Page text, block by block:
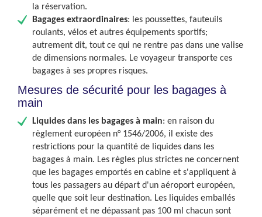
la réservation.
Bagages extraordinaires: les poussettes, fauteuils
roulants, vélos et autres équipements sportifs;
autrement dit, tout ce qui ne rentre pas dans une valise
de dimensions normales. Le voyageur transporte ces
bagages à ses propres risques.
Mesures de sécurité pour les bagages à
main
Liquides dans les bagages à main: en raison du
règlement européen n° 1546/2006, il existe des
restrictions pour la quantité de liquides dans les
bagages à main. Les règles plus strictes ne concernent
que les bagages emportés en cabine et s'appliquent à
tous les passagers au départ d'un aéroport européen,
quelle que soit leur destination. Les liquides emballés
séparément et ne dépassant pas 100 ml chacun sont